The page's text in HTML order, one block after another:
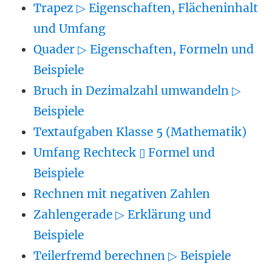
Trapez ▷ Eigenschaften, Flächeninhalt
und Umfang
Quader ▷ Eigenschaften, Formeln und
Beispiele
Bruch in Dezimalzahl umwandeln ▷
Beispiele
Textaufgaben Klasse 5 (Mathematik)
Umfang Rechteck ▯ Formel und
Beispiele
Rechnen mit negativen Zahlen
Zahlengerade ▷ Erklärung und
Beispiele
Teilerfremd berechnen ▷ Beispiele